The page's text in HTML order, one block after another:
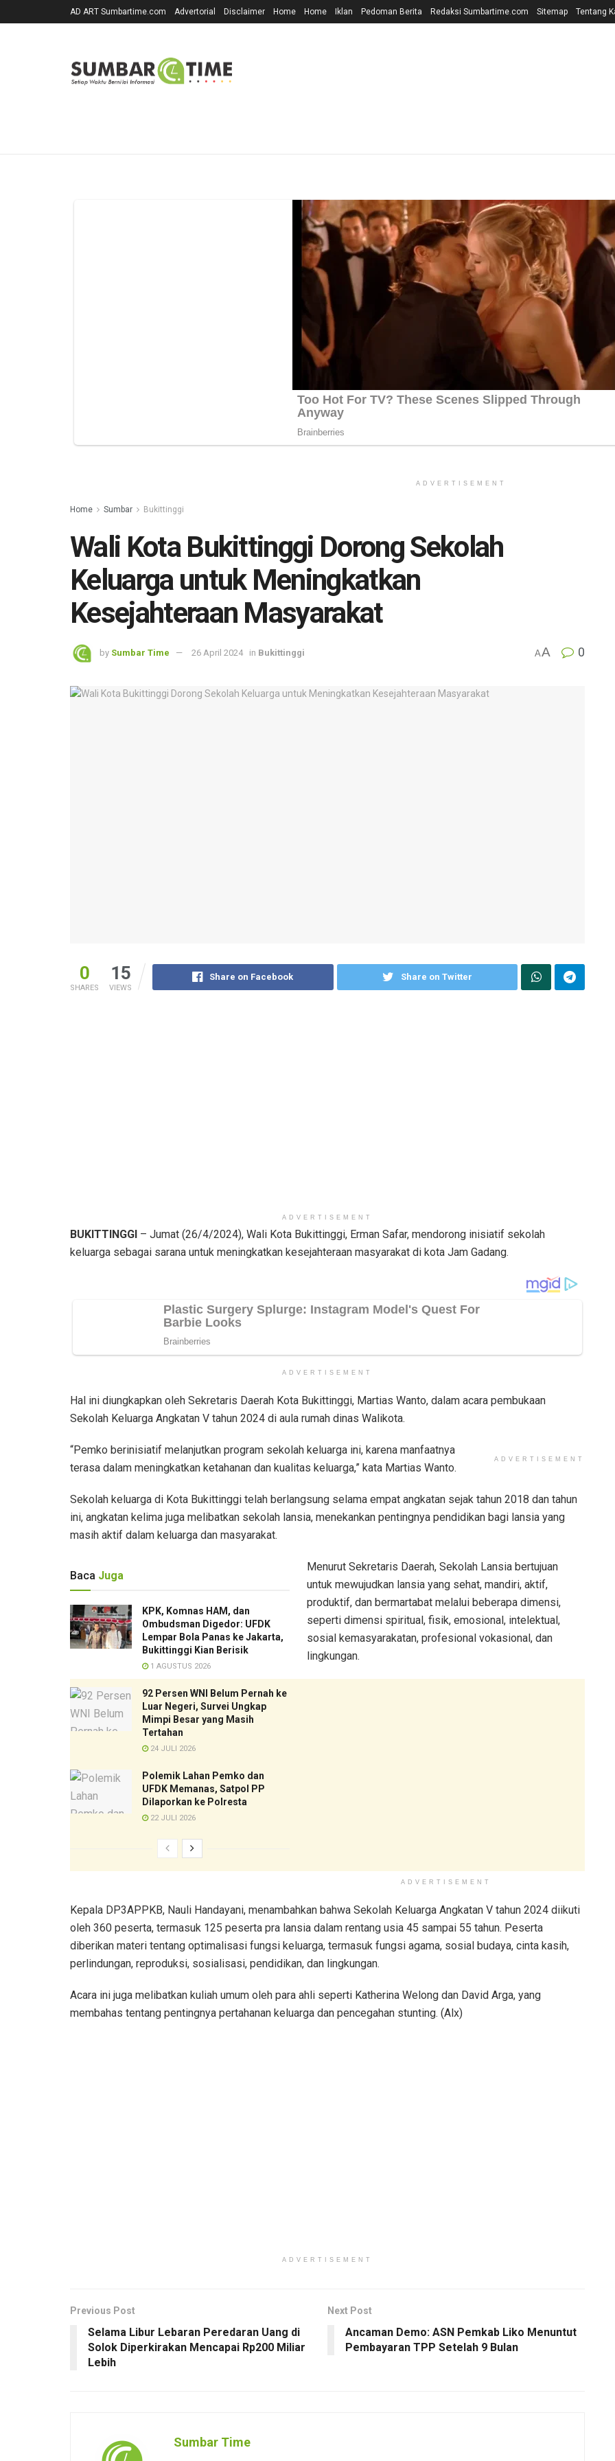
AD ART Sumbartime.com Advertorial Disclaimer Home Home Iklan Pedoman Berita Redaksi Sumbartime.com Sitemap Tentang
ADVERTISEMENT
Home Sumbar Bukittinggi
Wali Kota Bukittinggi Dorong Sekolah
Keluarga untuk Meningkatkan
Kesejahteraan Masyarakat
by Sumbar Time 26 April 2024 in Bukittinggi AA 0
0
SHARES
15
VIEWS
Share on Facebook Share on Twitter
ADVERTISEMENT
BUKITTINGGI – Jumat (26/4/2024), Wali Kota Bukittinggi, Erman Safar, mendorong inisiatif sekolah
keluarga sebagai sarana untuk meningkatkan kesejahteraan masyarakat di kota Jam Gadang.
ADVERTISEMENT
Hal ini diungkapkan oleh Sekretaris Daerah Kota Bukittinggi, Martias Wanto, dalam acara pembukaan
Sekolah Keluarga Angkatan V tahun 2024 di aula rumah dinas Walikota.
ADVERTISEMENT
“Pemko berinisiatif melanjutkan program sekolah keluarga ini, karena manfaatnya
terasa dalam meningkatkan ketahanan dan kualitas keluarga,” kata Martias Wanto.
Sekolah keluarga di Kota Bukittinggi telah berlangsung selama empat angkatan sejak tahun 2018 dan tahun
ini, angkatan kelima juga melibatkan sekolah lansia, menekankan pentingnya pendidikan bagi lansia yang
masih aktif dalam keluarga dan masyarakat.
Baca Juga
KPK, Komnas HAM, dan
Ombudsman Digedor: UFDK
Lempar Bola Panas ke Jakarta,
Bukittinggi Kian Berisik
1 AGUSTUS 2026
92 Persen WNI Belum Pernah ke
Luar Negeri, Survei Ungkap
Mimpi Besar yang Masih
Tertahan
24 JULI 2026
Polemik Lahan Pemko dan
UFDK Memanas, Satpol PP
Dilaporkan ke Polresta
22 JULI 2026
Menurut Sekretaris Daerah, Sekolah Lansia bertujuan
untuk mewujudkan lansia yang sehat, mandiri, aktif,
produktif, dan bermartabat melalui beberapa dimensi,
seperti dimensi spiritual, fisik, emosional, intelektual,
sosial kemasyarakatan, profesional vokasional, dan
lingkungan.
ADVERTISEMENT
Kepala DP3APPKB, Nauli Handayani, menambahkan bahwa Sekolah Keluarga Angkatan V tahun 2024 diikuti
oleh 360 peserta, termasuk 125 peserta pra lansia dalam rentang usia 45 sampai 55 tahun. Peserta
diberikan materi tentang optimalisasi fungsi keluarga, termasuk fungsi agama, sosial budaya, cinta kasih,
perlindungan, reproduksi, sosialisasi, pendidikan, dan lingkungan.
Acara ini juga melibatkan kuliah umum oleh para ahli seperti Katherina Welong dan David Arga, yang
membahas tentang pentingnya pertahanan keluarga dan pencegahan stunting. (Alx)
ADVERTISEMENT
Previous Post
Selama Libur Lebaran Peredaran Uang di
Solok Diperkirakan Mencapai Rp200 Miliar
Lebih
Next Post
Ancaman Demo: ASN Pemkab Liko Menuntut
Pembayaran TPP Setelah 9 Bulan
Sumbar Time